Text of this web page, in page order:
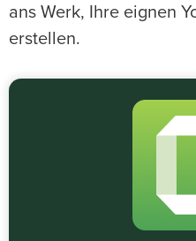
ans Werk, Ihre eignen
erstellen.